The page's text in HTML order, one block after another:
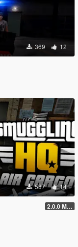
369 12
587 14
2.0.0 Menu + New Missions